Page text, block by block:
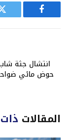
فيسبوك
انتشال جثة
حوض مائي
المقالات